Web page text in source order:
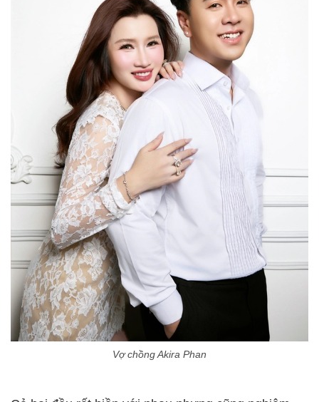
Vợ chồng Akira Phan